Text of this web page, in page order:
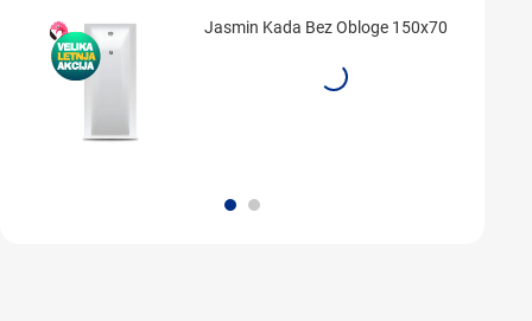
Jasmin Kada Bez Obloge 150x70